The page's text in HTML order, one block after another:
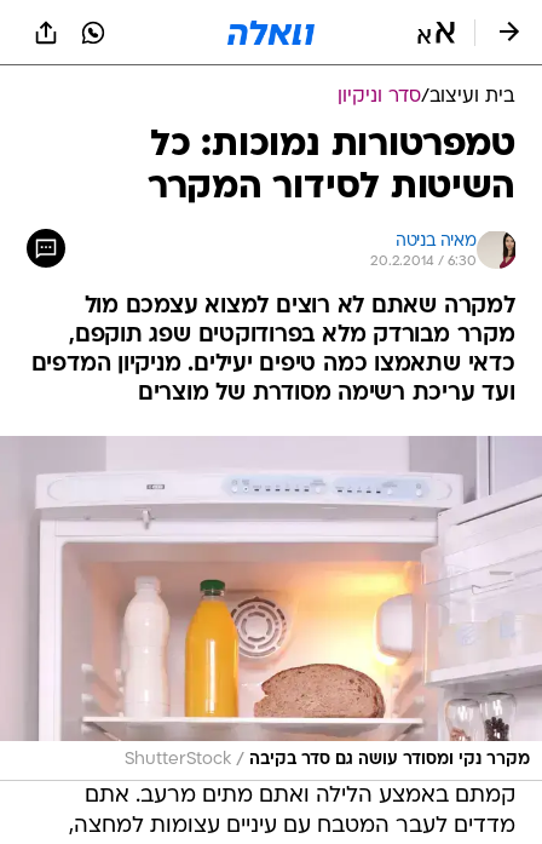
בית ועיצוב/סדר וניקיון
טמפרטורות נמוכות: כל
השיטות לסידור המקרר
מאיה בניטה
20.2.2014 / 6:30
למקרה שאתם לא רוצים למצוא עצמכם מול
מקרר מבורדק מלא בפרודוקטים שפג תוקפם,
כדאי שתאמצו כמה טיפים יעילים. מניקיון המדפים
ועד עריכת רשימה מסודרת של מוצרים
מקרר נקי ומסודר עושה גם סדר בקיבה /
ShutterStock
קמתם באמצע הלילה ואתם מתים מרעב. אתם
מדדים לעבר המטבח עם עיניים עצומות למחצה,